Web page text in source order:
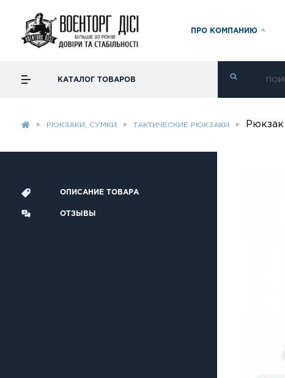
ПРО КОМПАНИЮ
КАТАЛОГ ТОВАРОВ
РЮКЗАКИ, СУМКИ ТАКТИЧЕСКИЕ РЮКЗАКИ Рюкзак
ОПИСАНИЕ ТОВАРА
ОТЗЫВЫ